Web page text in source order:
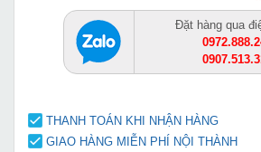
Đặt hàng qua
THANH TOÁN KHI NHẬN HÀNG
GIAO HÀNG MIỄN PHÍ NỘI THÀNH